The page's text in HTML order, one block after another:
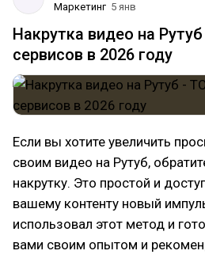
Маркетинг 5 янв
Накрутка видео на
сервисов в 2026 году
Если вы хотите увеличить
своим видео на Рутуб,
накрутку. Это простой и
вашему контенту новый
использовал этот метод и
вами своим опытом и